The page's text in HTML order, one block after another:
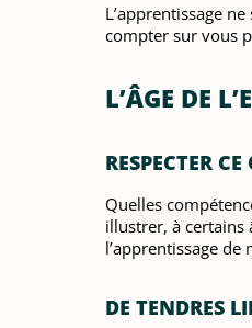
L’apprentissage
compter sur vous
L’ÂGE DE
RESPECTER
Quelles
illustrer, à certains
l’apprentissage
DE TENDRES